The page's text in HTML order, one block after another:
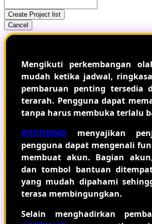
Create Project list
Cancel
Mengikuti perkembangan
mudah ketika jadwal,
pembaruan penting tersedia
terarah. Pengguna dapat
tanpa harus membuka terlalu
KOSTUM4D menyajikan
pengguna dapat mengenali
membuat akun. Bagian
dan tombol bantuan
yang mudah dipahami
terasa membingungkan.
Selain menghadirkan